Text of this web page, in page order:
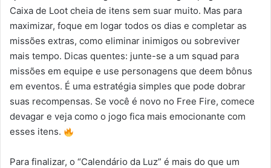
Caixa de Loot cheia de itens sem suar muito. Mas para
maximizar, foque em logar todos os dias e completar as
missões extras, como eliminar inimigos ou sobreviver
mais tempo. Dicas quentes: junte-se a um squad para
missões em equipe e use personagens que deem bônus
em eventos. É uma estratégia simples que pode dobrar
suas recompensas. Se você é novo no Free Fire, comece
devagar e veja como o jogo fica mais emocionante com
esses itens.
Para finalizar, o “Calendário da Luz” é mais do que um